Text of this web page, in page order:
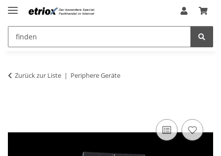
Zurück zur Liste Periphere Geräte